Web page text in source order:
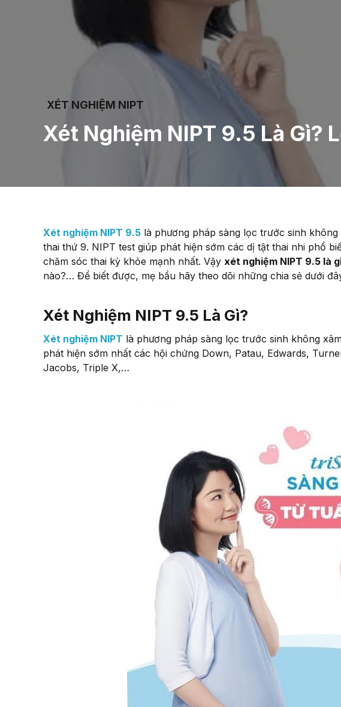
XÉT NGHIỆM NIPT
Xét Nghiệm NIPT 9.5 Là Gì?
Xét nghiệm NIPT 9.5 là phương pháp sàng lọc trước sinh
thai thứ 9. NIPT test giúp phát hiện sớm các dị tật thai nhi phổ
chăm sóc thai kỳ khỏe mạnh nhất. Vậy xét nghiệm NIPT 9.5 là
nào?… Để biết được, mẹ bầu hãy theo dõi những chia sẻ dưới
Xét Nghiệm NIPT 9.5 Là Gì?
Xét nghiệm NIPT là phương pháp sàng lọc trước sinh không
phát hiện sớm nhất các hội chứng Down, Patau, Edwards,
Jacobs, Triple X,…